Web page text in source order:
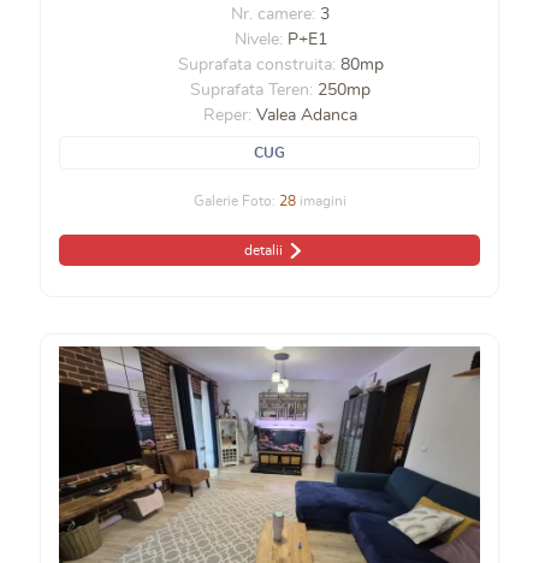
Nr. camere: 3
Nivele: P+E1
Suprafata construita: 80mp
Suprafata Teren: 250mp
Reper: Valea Adanca
CUG
Galerie Foto: 28imagini
detalii